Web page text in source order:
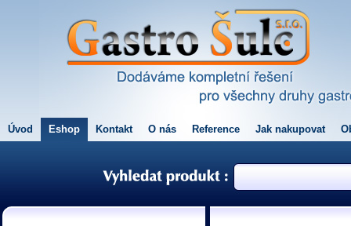
Úvod Eshop Kontakt O nás Reference Jak nakupovat